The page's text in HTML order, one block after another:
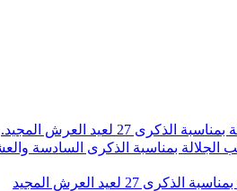
لعيد العرش المجيد.
الجلالة بمناسبة الذكرى السادسة
لعيد العرش المجيد